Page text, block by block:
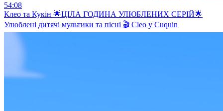
54:08
Клео та Кукiн 🌟ЦІЛА ГОДИНА УЛЮБЛЕНИХ СЕРІЙ🌟
Улюблені дитячі мультики та пісні 🎬 Cleo y Cuquin